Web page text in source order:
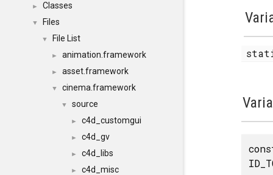
► Classes
▼ Files
▼ File List
► animation.framework
► asset.framework
▼ cinema.framework
▼ source
► c4d_customgui
► c4d_gv
► c4d_libs
► c4d_misc